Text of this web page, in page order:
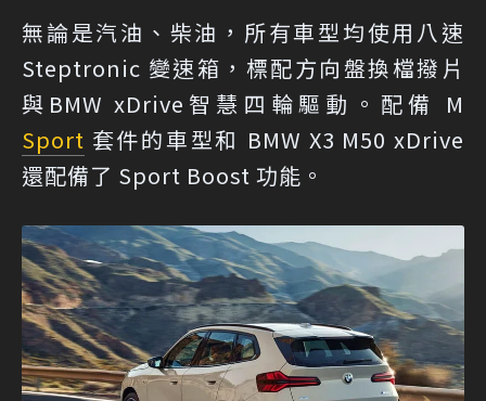
無論是汽油、柴油，所有車型均使用八速
Steptronic 變速箱，標配方向盤換檔撥片
與BMW xDrive智慧四輪驅動。配備 M
Sport 套件的車型和 BMW X3 M50 xDrive
還配備了 Sport Boost 功能。